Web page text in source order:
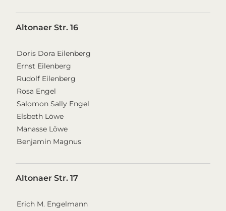
Altonaer Str. 16
Doris Dora Eilenberg
Ernst Eilenberg
Rudolf Eilenberg
Rosa Engel
Salomon Sally Engel
Elsbeth Löwe
Manasse Löwe
Benjamin Magnus
Altonaer Str. 17
Erich M. Engelmann